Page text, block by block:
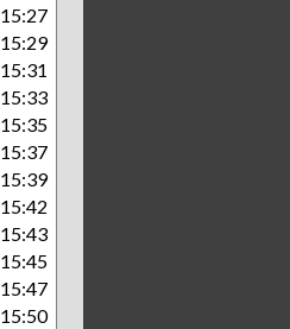
15:27
15:29
15:31
15:33
15:35
15:37
15:39
15:42
15:43
15:45
15:47
15:50